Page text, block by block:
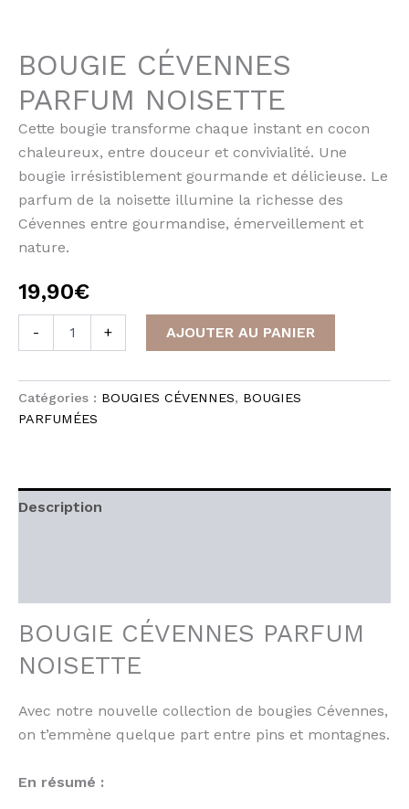
BOUGIE CÉVENNES
PARFUM NOISETTE
Cette bougie transforme chaque instant en cocon
chaleureux, entre douceur et convivialité. Une
bougie irrésistiblement gourmande et délicieuse. Le
parfum de la noisette illumine la richesse des
Cévennes entre gourmandise, émerveillement et
nature.
19,90€
-
CÉVENNES
PARFUM
NOISETTE
+ AJOUTER AU PANIER
Catégories : BOUGIES CÉVENNES, BOUGIES
PARFUMÉES
Description
BOUGIE CÉVENNES PARFUM
NOISETTE
Avec notre nouvelle collection de bougies Cévennes,
on t’emmène quelque part entre pins et montagnes.
En résumé :